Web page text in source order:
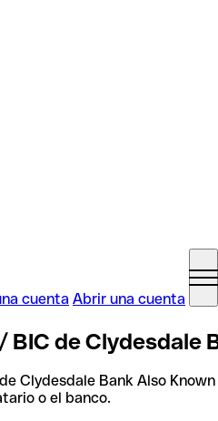
cuenta Abrir una cuenta
BIC de Clydesdale
Clydesdale Bank Also
o el banco.